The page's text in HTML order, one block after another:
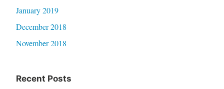
January 2019
December 2018
November 2018
Recent Posts